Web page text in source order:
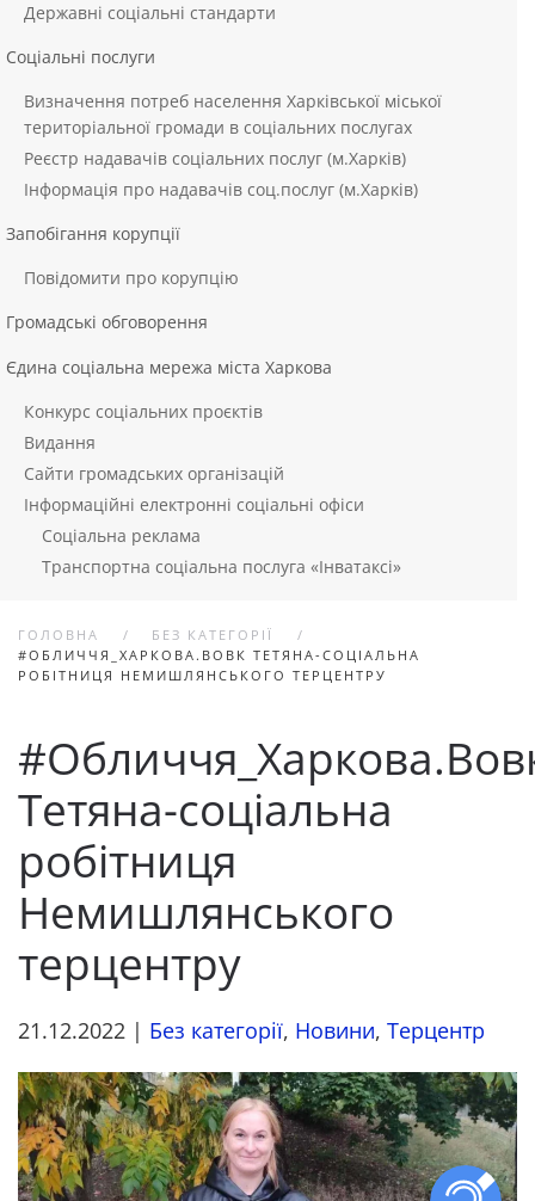
Державні соціальні стандарти
Соціальні послуги
Визначення потреб населення Харківської міської
територіальної громади в соціальних послугах
Реєстр надавачів соціальних послуг (м.Харків)
Інформація про надавачів соц.послуг (м.Харків)
Запобігання корупції
Повідомити про корупцію
Громадські обговорення
Єдина соціальна мережа міста Харкова
Конкурс соціальних проєктів
Видання
Сайти громадських організацій
Інформаційні електронні соціальні офіси
Соціальна реклама
Транспортна соціальна послуга «Інватаксі»
ГОЛОВНА
БЕЗ КАТЕГОРІЇ
#ОБЛИЧЧЯ_ХАРКОВА.ВОВК ТЕТЯНА-СОЦІАЛЬНА
РОБІТНИЦЯ НЕМИШЛЯНСЬКОГО ТЕРЦЕНТРУ
Тетяна-соціальна
робітниця
Немишлянського
терцентру
21.12.2022 | Без категорії, Новини, Терцентр